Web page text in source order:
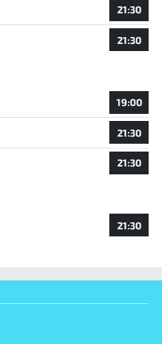
21:30
21:30
19:00
21:30
21:30
21:30